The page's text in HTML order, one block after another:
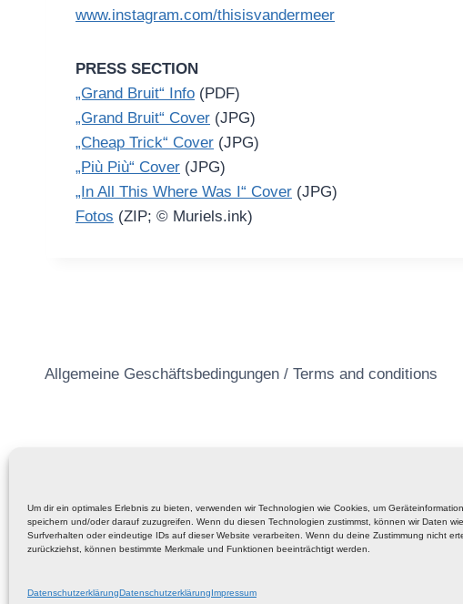
Um dir ein optimales Erlebnis zu bieten, verwenden wir Technologien wie Cookies, um
speichern und/oder darauf zuzugreifen. Wenn du diesen Technologien zustimmst, können wir Daten
Surfverhalten oder eindeutige IDs auf dieser Website verarbeiten. Wenn du deine Zustimmung nicht
zurückziehst, können bestimmte Merkmale und Funktionen beeinträchtigt werden.
DatenschutzerklärungDatenschutzerklärungImpressum
www.instagram.com/thisisvandermeer
PRESS SECTION
„Grand Bruit“ Info (PDF)
„Grand Bruit“ Cover (JPG)
„Cheap Trick“ Cover (JPG)
„Più Più“ Cover (JPG)
„In All This Where Was I“ Cover (JPG)
Fotos (ZIP; © Muriels.ink)
Allgemeine Geschäftsbedingungen / Terms and conditions